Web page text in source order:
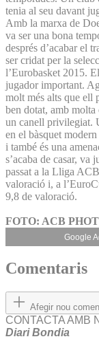
tenia al seu davant
Amb la marxa de
va ser una bona
després d’acabar el
ser cridat per la
l’Eurobasket 2015.
jugador important.
molt més alts que ell
ben dotat, amb
un canell privilegiat.
en el bàsquet
i també és una
s’acaba de casar,
passat a la Lliga
valoració i, a
9,8 de valoració.
FOTO: ACB
Google
Comentaris
Afegir nou
CONTACTA AMB
Diari Bondia